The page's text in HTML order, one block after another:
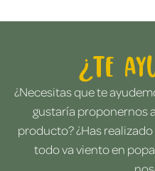
¿Te
¿Necesitas que te
gustaría proponernos
producto? ¿Has
todo va viento en